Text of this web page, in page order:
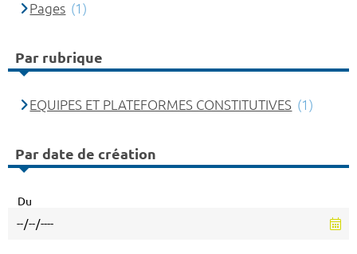
Pages (1)
Par rubrique
EQUIPES ET PLATEFORMES CONSTITUTIVES (1)
Par date de création
Du